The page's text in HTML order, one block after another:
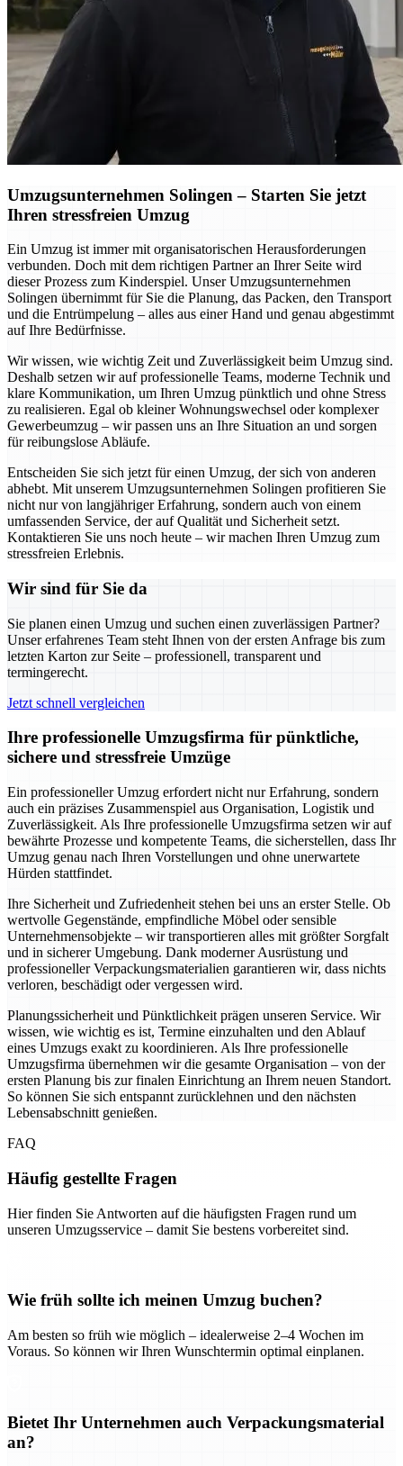
Umzugsunternehmen Solingen – Starten Sie jetzt
Ihren stressfreien Umzug
Ein Umzug ist immer mit organisatorischen Herausforderungen
verbunden. Doch mit dem richtigen Partner an Ihrer Seite wird
dieser Prozess zum Kinderspiel. Unser Umzugsunternehmen
Solingen übernimmt für Sie die Planung, das Packen, den Transport
und die Entrümpelung – alles aus einer Hand und genau abgestimmt
auf Ihre Bedürfnisse.
Wir wissen, wie wichtig Zeit und Zuverlässigkeit beim Umzug sind.
Deshalb setzen wir auf professionelle Teams, moderne Technik und
klare Kommunikation, um Ihren Umzug pünktlich und ohne Stress
zu realisieren. Egal ob kleiner Wohnungswechsel oder komplexer
Gewerbeumzug – wir passen uns an Ihre Situation an und sorgen
für reibungslose Abläufe.
Entscheiden Sie sich jetzt für einen Umzug, der sich von anderen
abhebt. Mit unserem Umzugsunternehmen Solingen profitieren Sie
nicht nur von langjähriger Erfahrung, sondern auch von einem
umfassenden Service, der auf Qualität und Sicherheit setzt.
Kontaktieren Sie uns noch heute – wir machen Ihren Umzug zum
stressfreien Erlebnis.
Wir sind für Sie da
Sie planen einen Umzug und suchen einen zuverlässigen Partner?
Unser erfahrenes Team steht Ihnen von der ersten Anfrage bis zum
letzten Karton zur Seite – professionell, transparent und
termingerecht.
Jetzt schnell vergleichen
Ihre professionelle Umzugsfirma für pünktliche,
sichere und stressfreie Umzüge
Ein professioneller Umzug erfordert nicht nur Erfahrung, sondern
auch ein präzises Zusammenspiel aus Organisation, Logistik und
Zuverlässigkeit. Als Ihre professionelle Umzugsfirma setzen wir auf
bewährte Prozesse und kompetente Teams, die sicherstellen, dass Ihr
Umzug genau nach Ihren Vorstellungen und ohne unerwartete
Hürden stattfindet.
Ihre Sicherheit und Zufriedenheit stehen bei uns an erster Stelle. Ob
wertvolle Gegenstände, empfindliche Möbel oder sensible
Unternehmensobjekte – wir transportieren alles mit größter Sorgfalt
und in sicherer Umgebung. Dank moderner Ausrüstung und
professioneller Verpackungsmaterialien garantieren wir, dass nichts
verloren, beschädigt oder vergessen wird.
Planungssicherheit und Pünktlichkeit prägen unseren Service. Wir
wissen, wie wichtig es ist, Termine einzuhalten und den Ablauf
eines Umzugs exakt zu koordinieren. Als Ihre professionelle
Umzugsfirma übernehmen wir die gesamte Organisation – von der
ersten Planung bis zur finalen Einrichtung an Ihrem neuen Standort.
So können Sie sich entspannt zurücklehnen und den nächsten
Lebensabschnitt genießen.
FAQ
Häufig gestellte Fragen
Hier finden Sie Antworten auf die häufigsten Fragen rund um
unseren Umzugsservice – damit Sie bestens vorbereitet sind.
Wie früh sollte ich meinen Umzug buchen?
Am besten so früh wie möglich – idealerweise 2–4 Wochen im
Voraus. So können wir Ihren Wunschtermin optimal einplanen.
Bietet Ihr Unternehmen auch Verpackungsmaterial
an?